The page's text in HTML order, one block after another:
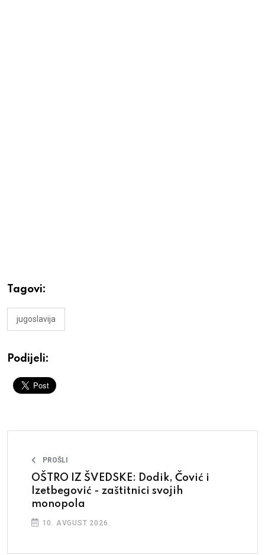
Tagovi:
jugoslavija
Podijeli:
PROŠLI
OŠTRO IZ ŠVEDSKE: Dodik, Čović i
Izetbegović - zaštitnici svojih
monopola
10. AVGUST 2026.